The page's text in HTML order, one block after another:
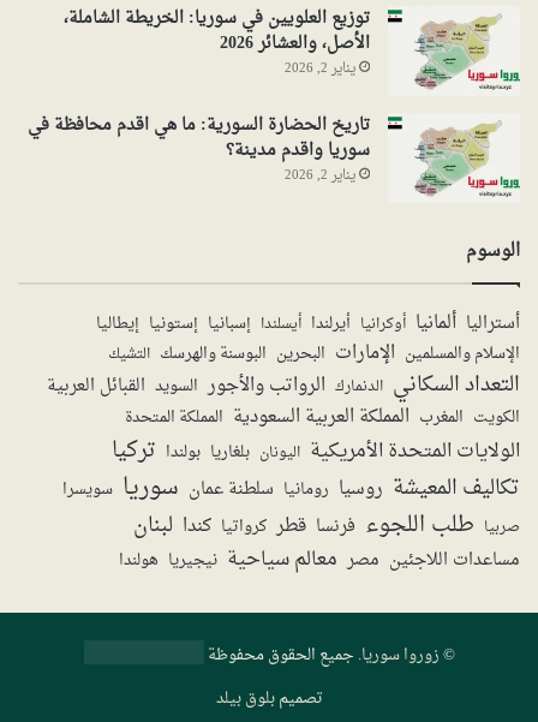
توزيع العلويين في سوريا: الخريطة الشاملة،
الأصل، والعشائر 2026
يناير 2, 2026
تاريخ الحضارة السورية: ما هي اقدم محافظة في
سوريا واقدم مدينة؟
يناير 2, 2026
الوسوم
أستراليا ألمانيا أوكرانيا أيرلندا أيسلندا إسبانيا إستونيا إيطاليا
الإسلام والمسلمين الإمارات البحرين البوسنة والهرسك التشيك
التعداد السكاني الدنمارك الرواتب والأجور السويد القبائل العربية
الكويت المغرب المملكة العربية السعودية المملكة المتحدة
الولايات المتحدة الأمريكية اليونان بلغاريا بولندا تركيا
تكاليف المعيشة روسيا رومانيا سلطنة عمان سوريا سويسرا
صربيا طلب اللجوء فرنسا قطر كرواتيا كندا لبنان
مساعدات اللاجئين مصر معالم سياحية نيجيريا هولندا
©زوروا سوريا. جميع الحقوق محفوظة
تصميمبلوق بيلد